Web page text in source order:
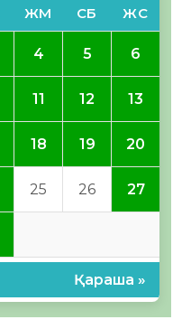
ЖМ СБ ЖС
4 5 6
11 12 13
18 19 20
25 26 27
Қараша »